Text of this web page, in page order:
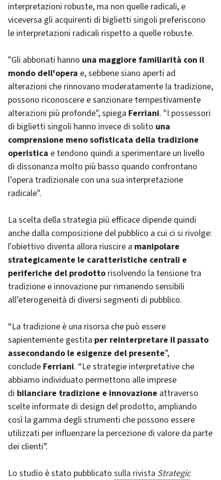
interpretazioni robuste, ma non quelle radicali, e
viceversa gli acquirenti di biglietti singoli preferiscono
le interpretazioni radicali rispetto a quelle robuste.
"Gli abbonati hanno una maggiore familiarità con il
mondo dell'opera e, sebbene siano aperti ad
alterazioni che rinnovano moderatamente la tradizione,
possono riconoscere e sanzionare tempestivamente
alterazioni più profonde", spiega Ferriani. "I possessori
di biglietti singoli hanno invece di solito una
comprensione meno sofisticata della tradizione
operistica e tendono quindi a sperimentare un livello
di dissonanza molto più basso quando confrontano
l’opera tradizionale con una sua interpretazione
radicale".
La scelta della strategia più efficace dipende quindi
anche dalla composizione del pubblico a cui ci si rivolge:
l'obiettivo diventa allora riuscire a manipolare
strategicamente le caratteristiche centrali e
periferiche del prodotto risolvendo la tensione tra
tradizione e innovazione pur rimanendo sensibili
all’eterogeneità di diversi segmenti di pubblico.
“La tradizione è una risorsa che può essere
sapientemente gestita per reinterpretare il passato
assecondando le esigenze del presente”,
conclude Ferriani. “Le strategie interpretative che
abbiamo individuato permettono alle imprese
di bilanciare tradizione e innovazione attraverso
scelte informate di design del prodotto, ampliando
così la gamma degli strumenti che possono essere
utilizzati per influenzare la percezione di valore da parte
dei clienti”.
Lo studio è stato pubblicato sulla rivista Strategic